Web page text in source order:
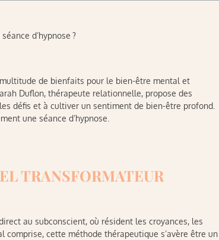
d’hypnose ?
de bienfaits pour le bien-être mental et
Duflon, thérapeute relationnelle, propose des
défis et à cultiver un sentiment de bien-être profond.
une séance d’hypnose.
TRANSFORMATEUR
au subconscient, où résident les croyances, les
cette méthode thérapeutique s’avère être un